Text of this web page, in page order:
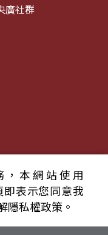
廣社群
版權所有
隱私權條款
本網站使用
表示您同意我
隱私權政策。